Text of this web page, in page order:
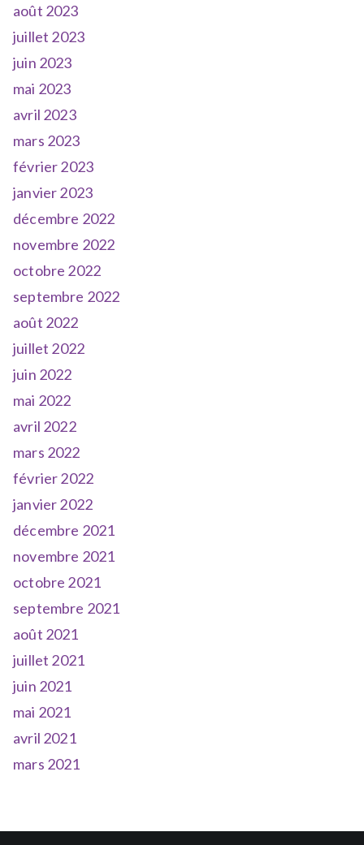
août 2023
juillet 2023
juin 2023
mai 2023
avril 2023
mars 2023
février 2023
janvier 2023
décembre 2022
novembre 2022
octobre 2022
septembre 2022
août 2022
juillet 2022
juin 2022
mai 2022
avril 2022
mars 2022
février 2022
janvier 2022
décembre 2021
novembre 2021
octobre 2021
septembre 2021
août 2021
juillet 2021
juin 2021
mai 2021
avril 2021
mars 2021